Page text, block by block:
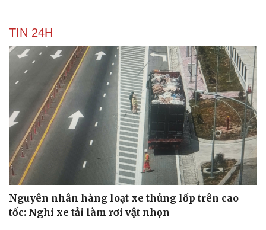
check-in
Kể chuyện cho bé
Hạt giống tâm hồn
TIN 24H
Nguyên nhân hàng loạt xe thủng lốp trên cao
tốc: Nghi xe tải làm rơi vật nhọn